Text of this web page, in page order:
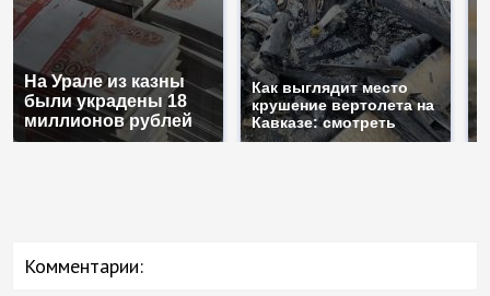
На Урале из казны
были украдены 18
миллионов рублей
Как выглядит место
крушение вертолета на
Кавказе: смотреть
Комментарии: